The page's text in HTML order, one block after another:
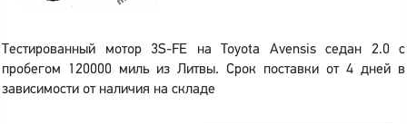
Тестированный мотор 3S-FE на Toyota Avensis седан 2.0 с
пробегом 120000 миль из Литвы. Срок поставки от 4 дней в
зависимости от наличия на складе